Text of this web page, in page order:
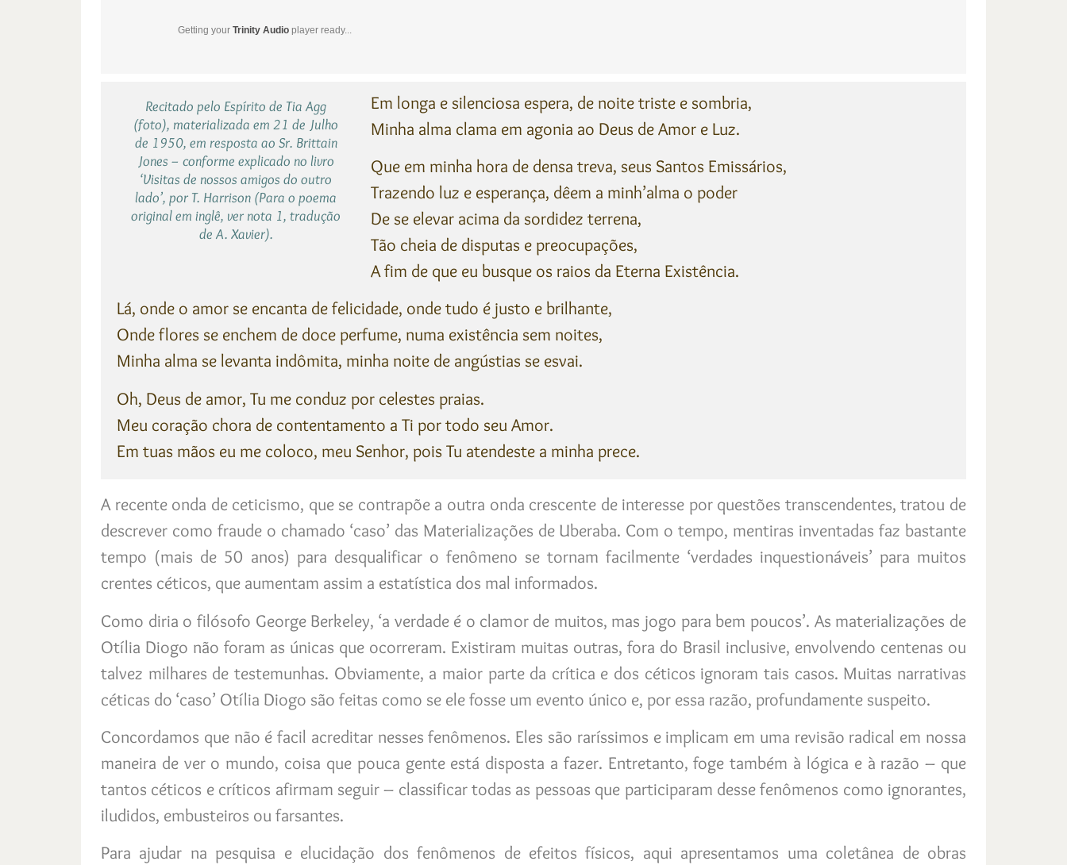
Getting your Trinity Audio player ready...
Recitado pelo Espírito de Tia Agg
(foto), materializada em 21 de Julho
de 1950, em resposta ao Sr. Brittain
Jones – conforme explicado no livro
‘Visitas de nossos amigos do outro
lado’, por T. Harrison (Para o poema
original em inglê, ver nota 1, tradução
de A. Xavier).
Em longa e silenciosa espera, de noite triste e sombria,
Minha alma clama em agonia ao Deus de Amor e Luz.
Que em minha hora de densa treva, seus Santos Emissários,
Trazendo luz e esperança, dêem a minh’alma o poder
De se elevar acima da sordidez terrena,
Tão cheia de disputas e preocupações,
A fim de que eu busque os raios da Eterna Existência.
Lá, onde o amor se encanta de felicidade, onde tudo é justo e brilhante,
Onde flores se enchem de doce perfume, numa existência sem noites,
Minha alma se levanta indômita, minha noite de angústias se esvai.
Oh, Deus de amor, Tu me conduz por celestes praias.
Meu coração chora de contentamento a Ti por todo seu Amor.
Em tuas mãos eu me coloco, meu Senhor, pois Tu atendeste a minha prece.
A recente onda de ceticismo, que se contrapõe a outra onda crescente de interesse por questões transcendentes, tratou de
descrever como fraude o chamado ‘caso’ das Materializações de Uberaba. Com o tempo, mentiras inventadas faz bastante
tempo (mais de 50 anos) para desqualificar o fenômeno se tornam facilmente ‘verdades inquestionáveis’ para muitos
crentes céticos, que aumentam assim a estatística dos mal informados.
Como diria o filósofo George Berkeley, ‘a verdade é o clamor de muitos, mas jogo para bem poucos’. As materializações de
Otília Diogo não foram as únicas que ocorreram. Existiram muitas outras, fora do Brasil inclusive, envolvendo centenas ou
talvez milhares de testemunhas. Obviamente, a maior parte da crítica e dos céticos ignoram tais casos. Muitas narrativas
céticas do ‘caso’ Otília Diogo são feitas como se ele fosse um evento único e, por essa razão, profundamente suspeito.
Concordamos que não é facil acreditar nesses fenômenos. Eles são raríssimos e implicam em uma revisão radical em nossa
maneira de ver o mundo, coisa que pouca gente está disposta a fazer. Entretanto, foge também à lógica e à razão – que
tantos céticos e críticos afirmam seguir – classificar todas as pessoas que participaram desse fenômenos como ignorantes,
iludidos, embusteiros ou farsantes.
Para ajudar na pesquisa e elucidação dos fenômenos de efeitos físicos, aqui apresentamos uma coletânea de obras